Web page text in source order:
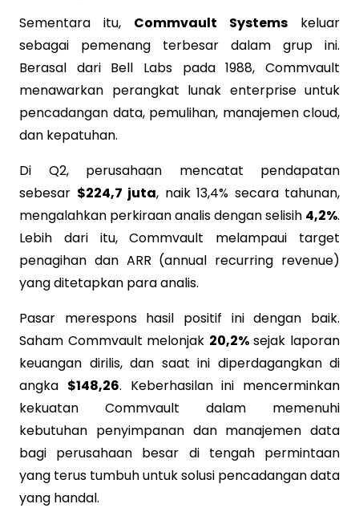
Sementara itu, Commvault Systems keluar
sebagai pemenang terbesar dalam grup ini.
Berasal dari Bell Labs pada 1988, Commvault
menawarkan perangkat lunak enterprise untuk
pencadangan data, pemulihan, manajemen cloud,
dan kepatuhan.
Di Q2, perusahaan mencatat pendapatan
sebesar $224,7 juta, naik 13,4% secara tahunan,
mengalahkan perkiraan analis dengan selisih 4,2%.
Lebih dari itu, Commvault melampaui target
penagihan dan ARR (annual recurring revenue)
yang ditetapkan para analis.
Pasar merespons hasil positif ini dengan baik.
Saham Commvault melonjak 20,2%sejak laporan
keuangan dirilis, dan saat ini diperdagangkan di
angka $148,26. Keberhasilan ini mencerminkan
kekuatan Commvault dalam memenuhi
kebutuhan penyimpanan dan manajemen data
bagi perusahaan besar di tengah permintaan
yang terus tumbuh untuk solusi pencadangan data
yang handal.